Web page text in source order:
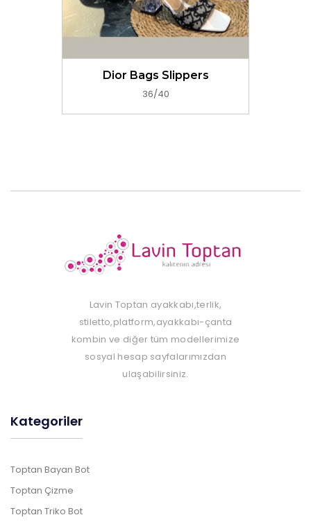
GET PRICE NOW
Dior Bags Slippers
36/40
Lavin Toptan ayakkabı,terlik,
stiletto,platform,ayakkabı-çanta
kombin ve diğer tüm modellerimize
sosyal hesap sayfalarımızdan
ulaşabilirsiniz.
Kategoriler
Toptan Bayan Bot
Toptan Çizme
Toptan Triko Bot